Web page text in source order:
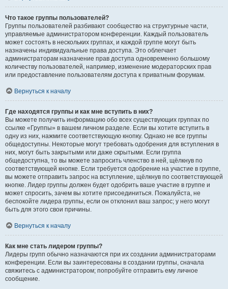
Что такое группы пользователей?
Группы пользователей разбивают сообщество на структурные части,
управляемые администратором конференции. Каждый пользователь
может состоять в нескольких группах, и каждой группе могут быть
назначены индивидуальные права доступа. Это облегчает
администраторам назначение прав доступа одновременно большому
количеству пользователей, например, изменение модераторских прав
или предоставление пользователям доступа к приватным форумам.
Вернуться к началу
Где находятся группы и как мне вступить в них?
Вы можете получить информацию обо всех существующих группах по
ссылке «Группы» в вашем личном разделе. Если вы хотите вступить в
одну из них, нажмите соответствующую кнопку. Однако не все группы
общедоступны. Некоторые могут требовать одобрения для вступления в
них, могут быть закрытыми или даже скрытыми. Если группа
общедоступна, то вы можете запросить членство в ней, щёлкнув по
соответствующей кнопке. Если требуется одобрение на участие в группе,
вы можете отправить запрос на вступление, щёлкнув по соответствующей
кнопке. Лидер группы должен будет одобрить ваше участие в группе и
может спросить, зачем вы хотите присоединиться. Пожалуйста, не
беспокойте лидера группы, если он отклонил ваш запрос; у него могут
быть для этого свои причины.
Вернуться к началу
Как мне стать лидером группы?
Лидеры групп обычно назначаются при их создании администраторами
конференции. Если вы заинтересованы в создании группы, сначала
свяжитесь с администратором; попробуйте отправить ему личное
сообщение.